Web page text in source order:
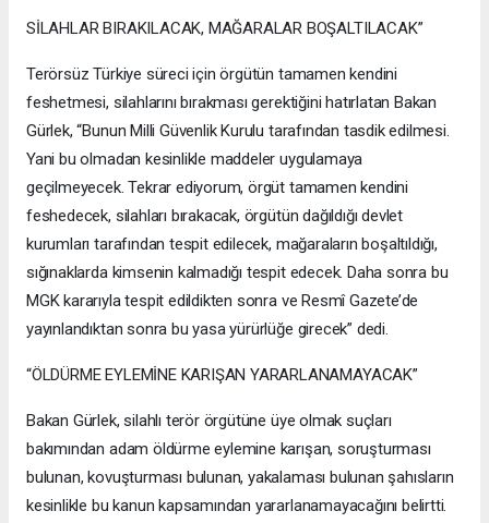
SİLAHLAR BIRAKILACAK, MAĞARALAR BOŞALTILACAK”
Terörsüz Türkiye süreci için örgütün tamamen kendini
feshetmesi, silahlarını bırakması gerektiğini hatırlatan Bakan
Gürlek, “Bunun Milli Güvenlik Kurulu tarafından tasdik edilmesi.
Yani bu olmadan kesinlikle maddeler uygulamaya
geçilmeyecek. Tekrar ediyorum, örgüt tamamen kendini
feshedecek, silahları bırakacak, örgütün dağıldığı devlet
kurumları tarafından tespit edilecek, mağaraların boşaltıldığı,
sığınaklarda kimsenin kalmadığı tespit edecek. Daha sonra bu
MGK kararıyla tespit edildikten sonra ve Resmî Gazete’de
yayınlandıktan sonra bu yasa yürürlüğe girecek” dedi.
“ÖLDÜRME EYLEMİNE KARIŞAN YARARLANAMAYACAK”
Bakan Gürlek, silahlı terör örgütüne üye olmak suçları
bakımından adam öldürme eylemine karışan, soruşturması
bulunan, kovuşturması bulunan, yakalaması bulunan şahısların
kesinlikle bu kanun kapsamından yararlanamayacağını belirtti.